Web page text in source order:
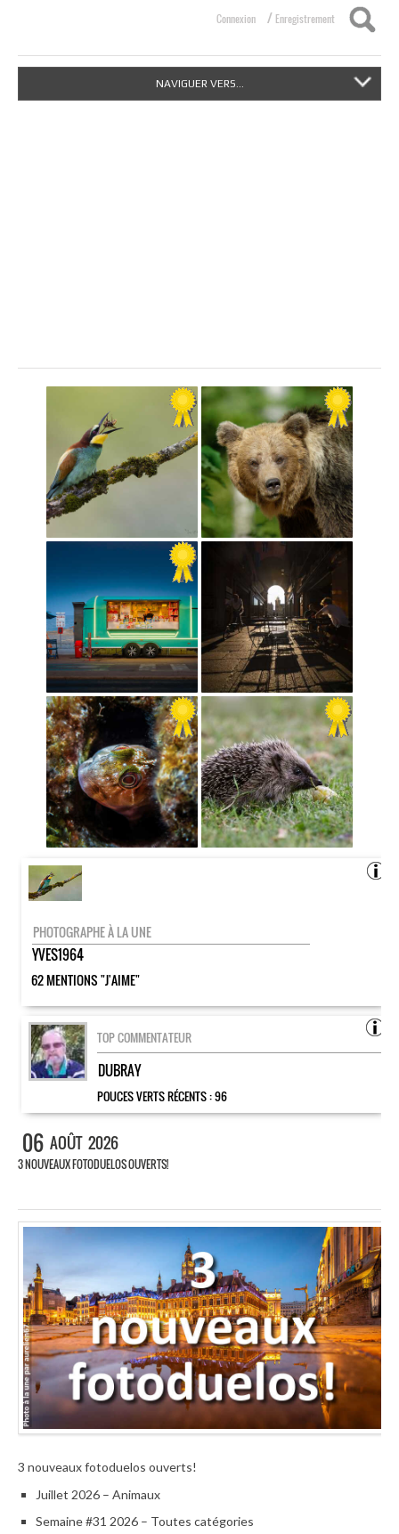
Connexion / Enregistrement
NAVIGUER VERS...
PHOTOGRAPHE À LA UNE
YVES1964
62 MENTIONS "J'AIME"
TOP COMMENTATEUR
DUBRAY
POUCES VERTS RÉCENTS :96
06 AOÛT 2026
3 NOUVEAUX FOTODUELOS OUVERTS!
3 nouveaux fotoduelos ouverts!
Juillet 2026 – Animaux
Semaine #31 2026 – Toutes catégories